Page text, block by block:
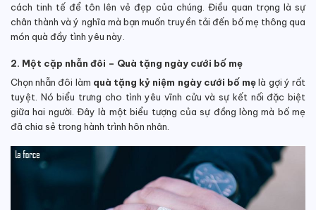
cách tinh tế để tôn lên vẻ đẹp của chúng. Điều quan trọng là sự
chân thành và ý nghĩa mà bạn muốn truyền tải đến bố mẹ thông qua
món quà đầy tình yêu này.
2. Một cặp nhẫn đôi – Quà tặng ngày cưới bố mẹ
Chọn nhẫn đôi làm quà tặng kỷ niệm ngày cưới bố mẹlà gợi ý rất
tuyệt. Nó biểu trưng cho tình yêu vĩnh cửu và sự kết nối đặc biệt
giữa hai người. Đây là một biểu tượng của sự đồng lòng mà bố mẹ
đã chia sẻ trong hành trình hôn nhân.